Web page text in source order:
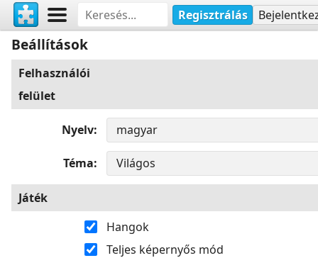
Regisztrálás
Beállítások
Felhasználói
felület
Nyelv
Téma
Játék
Hangok
Teljes képernyős mód